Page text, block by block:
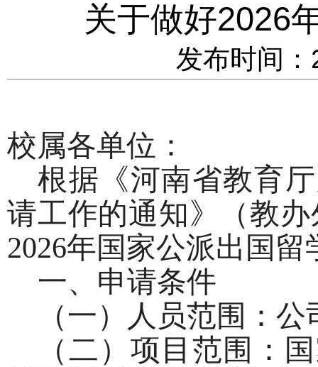
关于做好2026
发布时间
校属各单位 ：
根据《河南省教育
请工作的通知》（教
2026年国家公派出国
一、申请条件
（一）人员范围：
（二）项目范围：